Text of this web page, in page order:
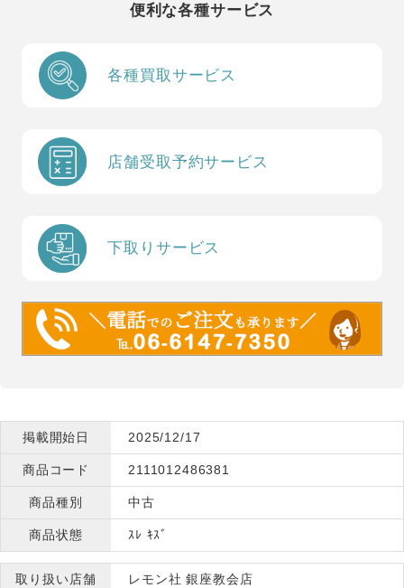
便利な各種サービス
各種買取サービス
店舗受取予約サービス
下取りサービス
掲載開始日 2025/12/17
商品コード 2111012486381
商品種別 中古
商品状態 ｽﾚ ｷｽﾞ
取り扱い店舗 レモン社 銀座教会店